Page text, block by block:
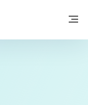
- HJEMMESIDE